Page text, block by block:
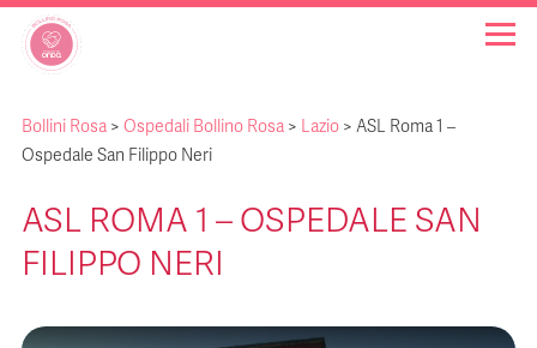
OSPEDALI BOLLINO ROSA
INIZIATIVE
Bollini Rosa > Ospedali Bollino Rosa > Lazio > ASL Roma 1 –
Ospedale San Filippo Neri
ASL ROMA 1 – OSPEDALE SAN
FILIPPO NERI